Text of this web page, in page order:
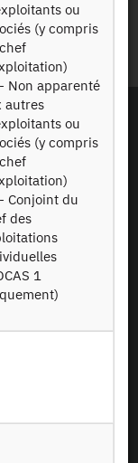
ou
(y compris
Non apparenté
autres
ou
(y compris
Conjoint du
des
1
n'installera pas de
sur le programme
par l’ANR (aide n° ANR-